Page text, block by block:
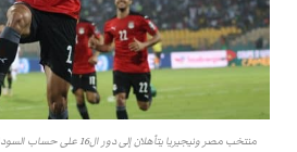
منتخب مصر ونيجيريا يتأهلان إلى دور ال16 على حساب السودان وغينيا بيساو في كأس أمم أفريقيا